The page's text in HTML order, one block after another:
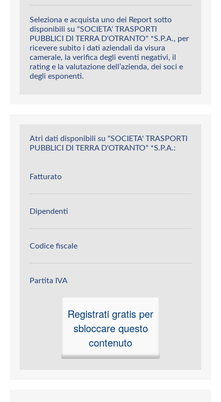
Seleziona e acquista uno dei Report sotto
disponibili su "SOCIETA' TRASPORTI
PUBBLICI DI TERRA D'OTRANTO" *S.P.A., per
ricevere subito i dati aziendali da visura
camerale, la verifica degli eventi negativi, il
rating e la valutazione dell’azienda, dei soci e
degli esponenti.
Atri dati disponibili su "SOCIETA' TRASPORTI
PUBBLICI DI TERRA D'OTRANTO" *S.P.A.:
Fatturato
Dipendenti
Codice fiscale
Partita IVA
Registrati gratis per
sbloccare questo
contenuto